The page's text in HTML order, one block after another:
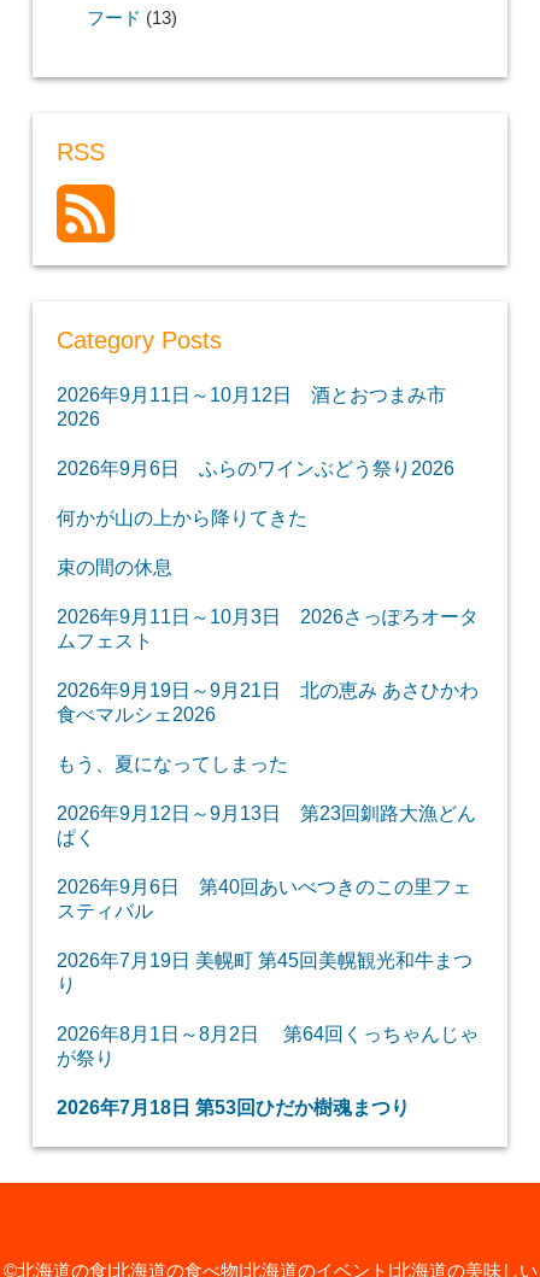
フード (13)
RSS
Category Posts
2026年9月11日～10月12日 酒とおつまみ市
2026
2026年9月6日 ふらのワインぶどう祭り2026
何かが山の上から降りてきた
束の間の休息
2026年9月11日～10月3日 2026さっぽろオータ
ムフェスト
2026年9月19日～9月21日 北の恵み あさひかわ
食べマルシェ2026
もう、夏になってしまった
2026年9月12日～9月13日 第23回釧路大漁どん
ぱく
2026年9月6日 第40回あいべつきのこの里フェ
スティバル
2026年7月19日 美幌町 第45回美幌観光和牛まつ
り
2026年8月1日～8月2日 第64回くっちゃんじゃ
が祭り
2026年7月18日 第53回ひだか樹魂まつり
©北海道の食|北海道の食べ物|北海道のイベント|北海道の美味しい